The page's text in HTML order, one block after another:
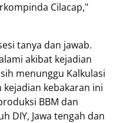
Cilacap,"
tanya dan jawab.
akibat kejadian
menunggu Kalkulasi
kebakaran ini
BBM dan
DIY, Jawa tengah dan